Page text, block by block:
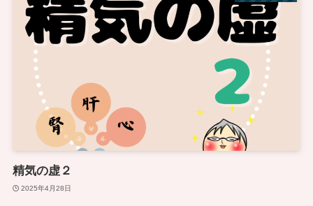
精気の虚２
2025年4月28日